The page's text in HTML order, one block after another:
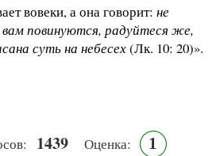
вовеки, а она говорит: не
вам повинуются, радуйтеся же,
суть на небесех(Лк. 10: 20)».
1439 Оценка: 1